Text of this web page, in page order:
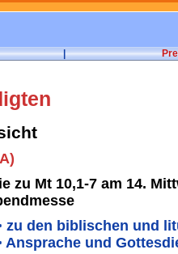
|
zu Mt 10,1-7 am 14.
zu den biblischen und
Ansprache und